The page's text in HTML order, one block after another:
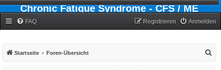
Chronic Fatigue Syndrome - CFS / ME
FAQ Anmelden
Registrieren
Startseite Foren-Übersicht